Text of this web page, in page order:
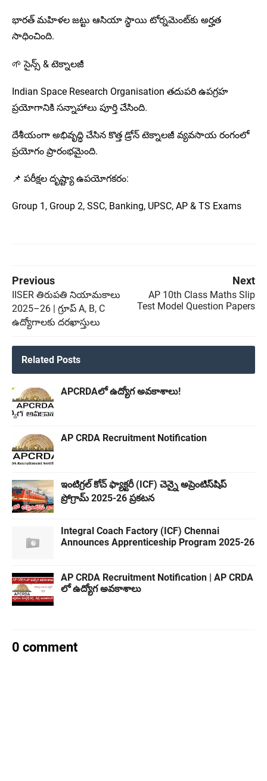
భారత్ మహిళల జట్టు ఆసియా స్థాయి టోర్నమెంట్‌కు అర్హత
సాధించింది.
🌱 సైన్స్ & టెక్నాలజీ
Indian Space Research Organisation తదుపరి ఉపగ్రహ
ప్రయోగానికి సన్నాహాలు పూర్తి చేసింది.
దేశీయంగా అభివృద్ధి చేసిన కొత్త డ్రోన్ టెక్నాలజీ వ్యవసాయ రంగంలో
ప్రయోగం ప్రారంభమైంది.
📌 పరీక్షల దృష్ట్యా ఉపయోగకరం:
Group 1, Group 2, SSC, Banking, UPSC, AP & TS Exams
Previous
IISER తిరుపతి నియామకాలు
2025–26 | గ్రూప్ A, B, C
ఉద్యోగాలకు దరఖాస్తులు
Next
AP 10th Class Maths Slip
Test Model Question Papers
Related Posts
APCRDAలో ఉద్యోగ అవకాశాలు!
AP CRDA Recruitment Notification
ఇంటిగ్రల్ కోచ్ ఫ్యాక్టరీ (ICF) చెన్నై అప్రెంటిస్‌షిప్
ప్రోగ్రామ్ 2025-26 ప్రకటన
Integral Coach Factory (ICF) Chennai
Announces Apprenticeship Program 2025-26
AP CRDA Recruitment Notification | AP CRDA
లో ఉద్యోగ అవకాశాలు
0 comment